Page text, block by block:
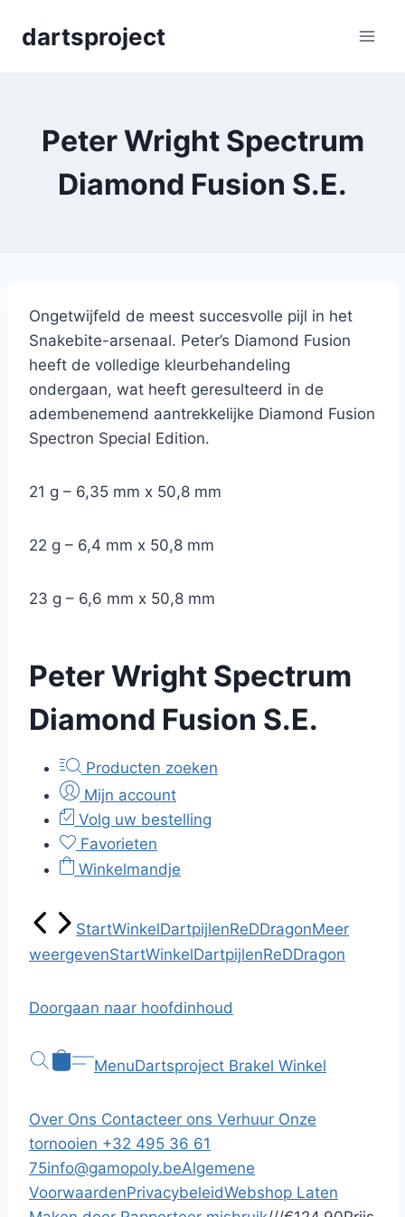
dartsproject
Peter Wright Spectrum
Diamond Fusion S.E.
Ongetwijfeld de meest succesvolle pijl in het
Snakebite-arsenaal. Peter’s Diamond Fusion
heeft de volledige kleurbehandeling
ondergaan, wat heeft geresulteerd in de
adembenemend aantrekkelijke Diamond Fusion
Spectron Special Edition.
21 g – 6,35 mm x 50,8 mm
22 g – 6,4 mm x 50,8 mm
23 g – 6,6 mm x 50,8 mm
Peter Wright Spectrum
Diamond Fusion S.E.
Producten zoeken
Mijn account
Volg uw bestelling
Favorieten
Winkelmandje
StartWinkelDartpijlenReDDragonMeer
weergevenStartWinkelDartpijlenReDDragon
Doorgaan naar hoofdinhoud
MenuDartsproject Brakel Winkel
Over Ons Contacteer ons Verhuur Onze
tornooien +32 495 36 61
75info@gamopoly.beAlgemene
VoorwaardenPrivacybeleidWebshop Laten